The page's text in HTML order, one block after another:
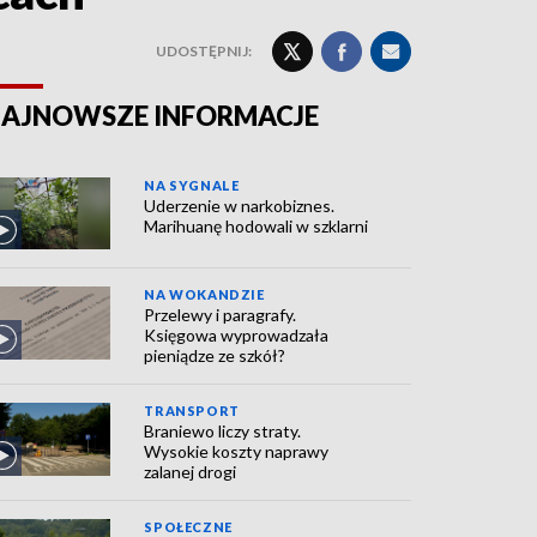
UDOSTĘPNIJ:
INFORMACJE
NA SYGNALE
Uderzenie w narkobiznes.
Marihuanę hodowali w szklarni
NA WOKANDZIE
Przelewy i paragrafy.
Księgowa wyprowadzała
pieniądze ze szkół?
TRANSPORT
Braniewo liczy straty.
Wysokie koszty naprawy
zalanej drogi
SPOŁECZNE